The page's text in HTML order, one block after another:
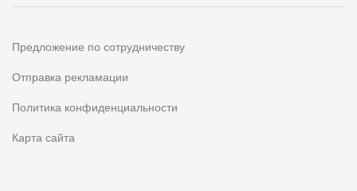
Предложение по сотрудничеству
Отправка рекламации
Политика конфиденциальности
Карта сайта